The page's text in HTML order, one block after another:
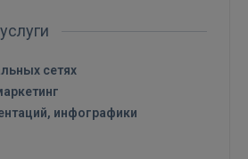
сетях
инфографики